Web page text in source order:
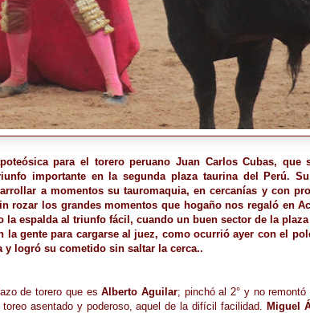
para el torero peruano Juan Carlos Cubas, que
importante en la segunda plaza taurina del Perú.
a momentos su tauromaquia, en cercanías y con
rozar los grandes momentos que hogaño nos regaló en
la espalda al triunfo fácil, cuando un buen sector de la
la gente para cargarse al juez, como ocurrió ayer con el
y logró su cometido sin saltar la cerca..
de torero que esAlberto Aguilar; pinchó al 2° y no
asentado y poderoso, aquel de la difícil facilidad. Miguel